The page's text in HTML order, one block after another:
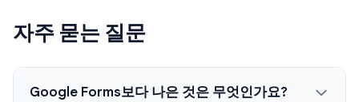
자주 묻는 질문
Google Forms보다 나은 것은 무엇인가요?